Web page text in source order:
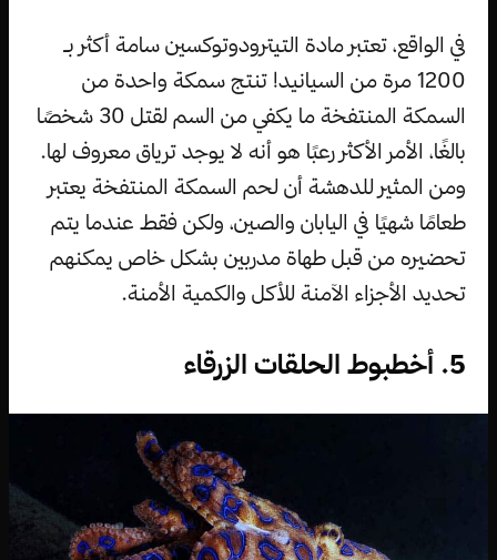
في الواقع، تعتبر مادة التيترودوتوكسين سامة أكثر بـ
1200 مرة من السيانيد! تنتج سمكة واحدة من
السمكة المنتفخة ما يكفي من السم لقتل 30 شخصًا
بالغًا، الأمر الأكثر رعبًا هو أنه لا يوجد ترياق معروف لها.
ومن المثير للدهشة أن لحم السمكة المنتفخة يعتبر
طعامًا شهيًا في اليابان والصين، ولكن فقط عندما يتم
تحضيره من قبل طهاة مدربين بشكل خاص يمكنهم
تحديد الأجزاء الآمنة للأكل والكمية الأمنة.
5. أخطبوط الحلقات الزرقاء